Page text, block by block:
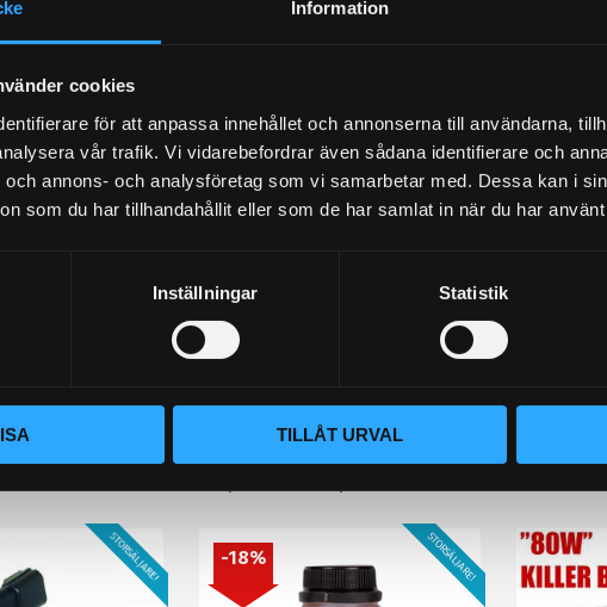
Information
cookies
för att anpassa innehållet och annonserna till användarna,
vår trafik. Vi vidarebefordrar även sådana identifierare och
annons- och analysföretag som vi samarbetar med. Dessa kan i
som du har tillhandahållit eller som de har samlat in när du har
Inställningar Statistik
TILLÅT URVAL
Populära produkter
STORSÄLJARE! 18% STORSÄLJARE!